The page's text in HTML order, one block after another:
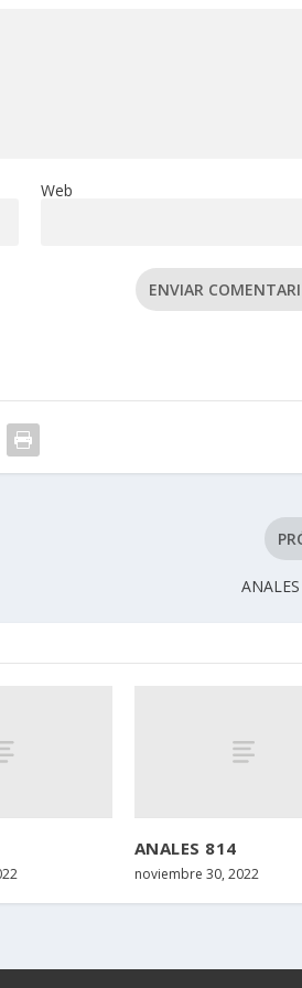
Web
ENVIAR
ANALES 814
noviembre 30, 2022